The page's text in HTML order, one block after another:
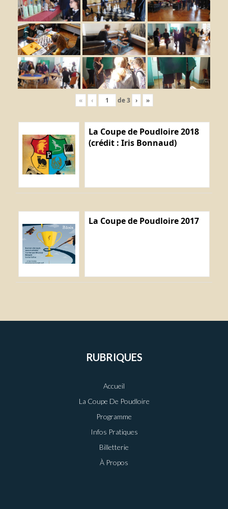
« ‹ de3 › »
La Coupe de Poudloire 2018
(crédit : Iris Bonnaud)
La Coupe de Poudloire 2017
RUBRIQUES
Accueil
La Coupe De Poudloire
Programme
Infos Pratiques
Billetterie
À Propos